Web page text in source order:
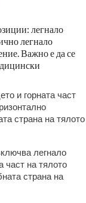
легнало
легнало
Важно е да се
и горната част
страна на тялото
легнало
част на тялото
страна на